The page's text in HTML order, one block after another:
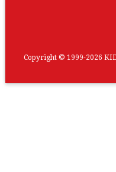
Copyright © 1999-2026